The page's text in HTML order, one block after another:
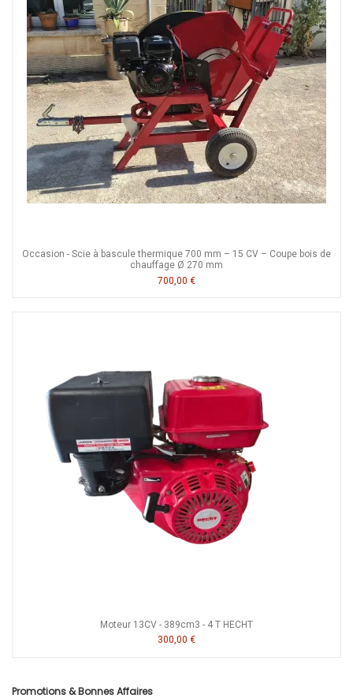
Occasion - Scie à bascule thermique 700 mm – 15 CV – Coupe bois de
chauffage Ø 270 mm
700,00 €
Moteur 13CV - 389cm3 - 4 T HECHT
300,00 €
Promotions & Bonnes Affaires